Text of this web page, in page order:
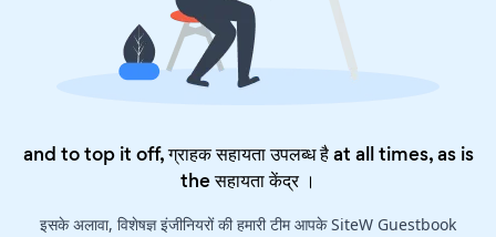
and to top it off, ग्राहक सहायता उपलब्ध है at all times, as is
theसहायता केंद्र।
इसके अलावा, विशेषज्ञ इंजीनियरों की हमारी टीम आपके SiteW Guestbook